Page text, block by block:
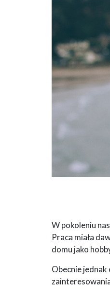
W pokoleniu
Praca miała
domu jako
Obecnie jednak